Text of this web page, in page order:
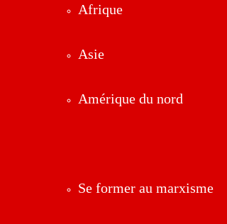
Afrique
Asie
Amérique du nord
Se former au marxisme